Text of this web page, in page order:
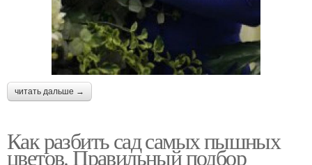
читать дальше →
Как разбить сад самых пышных
цветов. Правильный подбор